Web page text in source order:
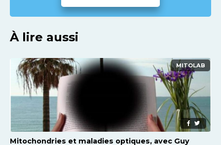
À lire aussi
MITOLAB
Mitochondries et maladies optiques, avec Guy